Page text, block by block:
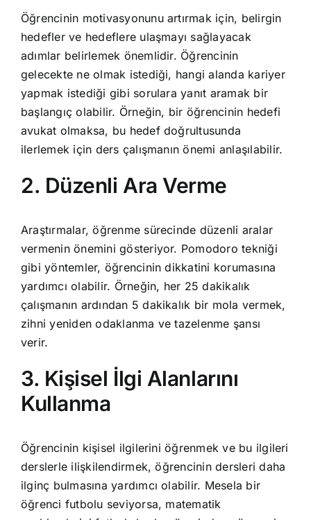
Öğrencinin motivasyonunu artırmak için, belirgin
hedefler ve hedeflere ulaşmayı sağlayacak
adımlar belirlemek önemlidir. Öğrencinin
gelecekte ne olmak istediği, hangi alanda kariyer
yapmak istediği gibi sorulara yanıt aramak bir
başlangıç olabilir. Örneğin, bir öğrencinin hedefi
avukat olmaksa, bu hedef doğrultusunda
ilerlemek için ders çalışmanın önemi anlaşılabilir.
2. Düzenli Ara Verme
Araştırmalar, öğrenme sürecinde düzenli aralar
vermenin önemini gösteriyor. Pomodoro tekniği
gibi yöntemler, öğrencinin dikkatini korumasına
yardımcı olabilir. Örneğin, her 25 dakikalık
çalışmanın ardından 5 dakikalık bir mola vermek,
zihni yeniden odaklanma ve tazelenme şansı
verir.
3. Kişisel İlgi Alanlarını
Kullanma
Öğrencinin kişisel ilgilerini öğrenmek ve bu ilgileri
derslerle ilişkilendirmek, öğrencinin dersleri daha
ilginç bulmasına yardımcı olabilir. Mesela bir
öğrenci futbolu seviyorsa, matematik